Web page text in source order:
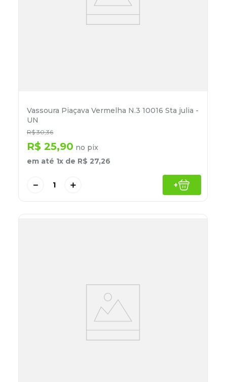
Vassoura Piaçava Vermelha N.3 10016 Sta julia -
UN
R$ 30,36
R$ 25,90 no pix
em até 1x de R$ 27,26
＋
－ +